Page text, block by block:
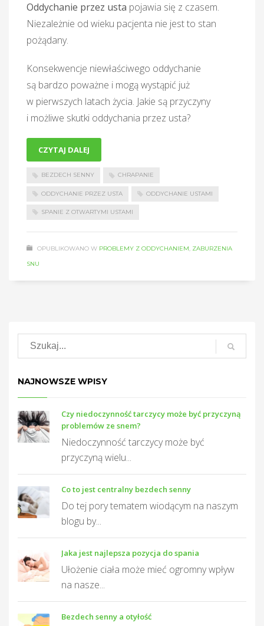
Oddychanie przez usta pojawia się z czasem.
Niezależnie od wieku pacjenta nie jest to stan
pożądany.
Konsekwencje niewłaściwego oddychanie
są bardzo poważne i mogą wystąpić już
w pierwszych latach życia. Jakie są przyczyny
i możliwe skutki oddychania przez usta?
BEZDECH SENNY CHRAPANIE
ODDYCHANIE PRZEZ USTA ODDYCHANIE USTAMI
SPANIE Z OTWARTYMI USTAMI
CZYTAJ DALEJ
OPUBLIKOWANO W PROBLEMY Z ODDYCHANIEM, ZABURZENIA
SNU
NAJNOWSZE WPISY
Czy niedoczynność tarczycy może być przyczyną
problemów ze snem?
Niedoczynność tarczycy może być
przyczyną wielu...
Co to jest centralny bezdech senny
Do tej pory tematem wiodącym na naszym
blogu by...
Jaka jest najlepsza pozycja do spania
Ułożenie ciała może mieć ogromny wpływ
na nasze...
Bezdech senny a otyłość